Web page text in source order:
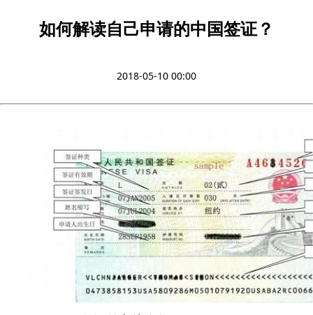
如何解读自己申请的中国签证？
2018-05-10 00:00